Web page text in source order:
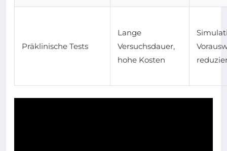
Präklinische Tests
Lange
Versuchsdauer,
hohe Kosten